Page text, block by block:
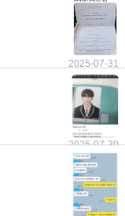
2025-07-31
2025-07-30